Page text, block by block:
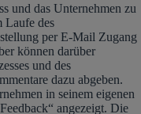
und das Unternehmen zu
Laufe des
per E-Mail Zugang
können darüber
und des
dazu abgeben.
in seinem eigenen
angezeigt. Die